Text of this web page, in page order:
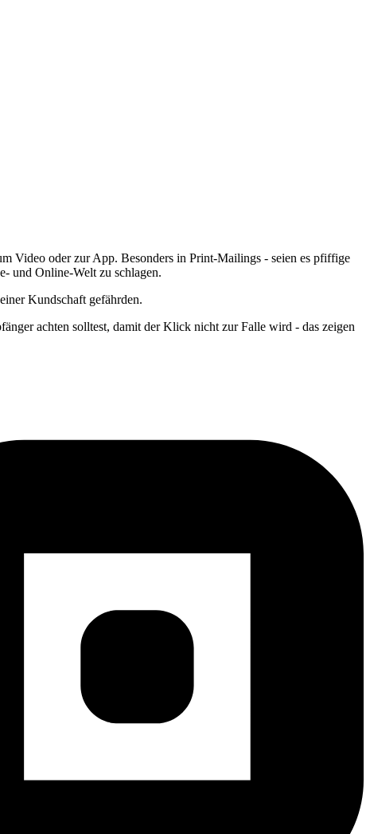
Video oder zur App. Besonders in Print-Mailings - seien es pfiffige
und Online-Welt zu schlagen.
Kundschaft gefährden.
achten solltest, damit der Klick nicht zur Falle wird - das zeigen